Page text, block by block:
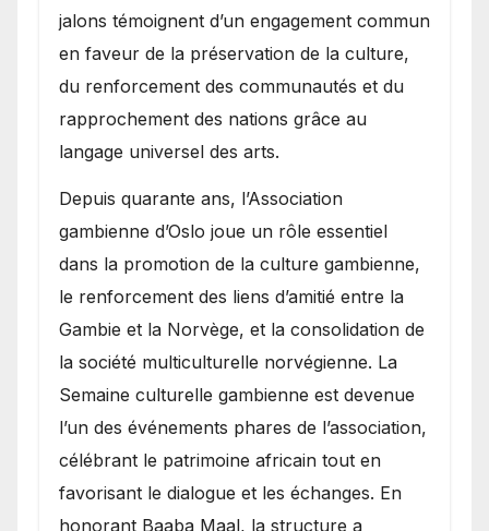
jalons témoignent d’un engagement commun
en faveur de la préservation de la culture,
du renforcement des communautés et du
rapprochement des nations grâce au
langage universel des arts.
​Depuis quarante ans, l’Association
gambienne d’Oslo joue un rôle essentiel
dans la promotion de la culture gambienne,
le renforcement des liens d’amitié entre la
Gambie et la Norvège, et la consolidation de
la société multiculturelle norvégienne. La
Semaine culturelle gambienne est devenue
l’un des événements phares de l’association,
célébrant le patrimoine africain tout en
favorisant le dialogue et les échanges. En
honorant Baaba Maal, la structure a